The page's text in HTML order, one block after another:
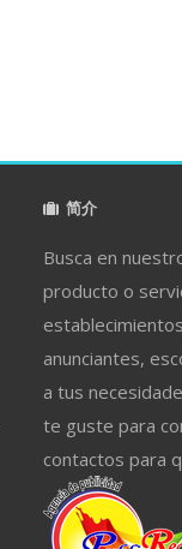
简介
Busca en
producto o
anunciantes,
a tus
te guste para
contactos para